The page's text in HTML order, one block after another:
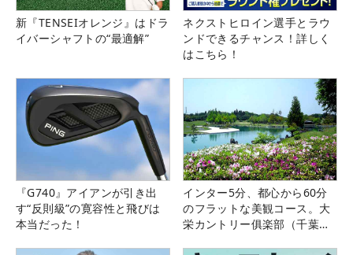
新『TENSEIオレンジ』はドラ
イバーシャフトの“最適解”
ネクストヒロイン選手とラウ
ンドできるチャンス！詳しく
はこちら！
『G740』アイアンが引き出
す“反則級”の寛容性と飛びは
本当だった！
インター5分、都心から60分
のフラットな美観コース。大
栄カントリー俱楽部（千葉